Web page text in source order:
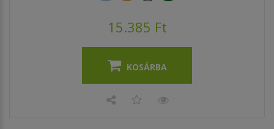
15.385 Ft
KOSÁRBA